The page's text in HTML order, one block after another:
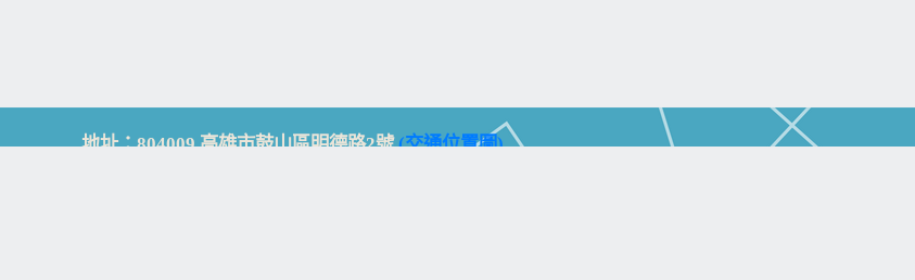
地址：804009 高雄市鼓山區明德路2號 (交通位置圖)